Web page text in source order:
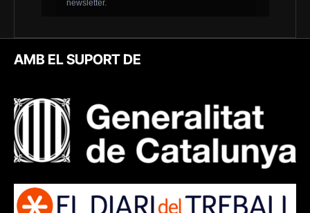
AMB EL SUPORT DE